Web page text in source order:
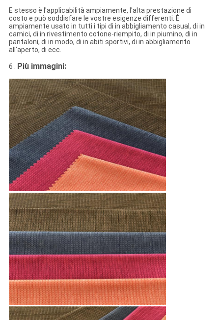
E stesso è l'applicabilità ampiamente, l'alta prestazione di
costo e può soddisfare le vostre esigenze differenti. È
ampiamente usato in tutti i tipi di in abbigliamento casual, di in
camici, di in rivestimento cotone-riempito, di in piumino, di in
pantaloni, di in modo, di in abiti sportivi, di in abbigliamento
all'aperto, di ecc.
6 . Più immagini: